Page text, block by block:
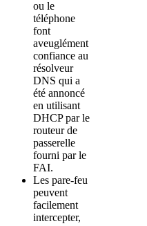
ou le
téléphone
font
aveuglément
confiance au
résolveur
DNS qui a
été annoncé
en utilisant
DHCP par le
routeur de
passerelle
fourni par le
FAI.
Les pare-feu
peuvent
facilement
intercepter,